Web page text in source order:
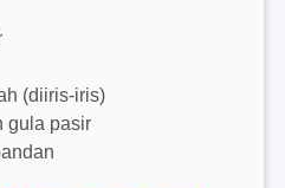
(diiris-iris)
gula pasir